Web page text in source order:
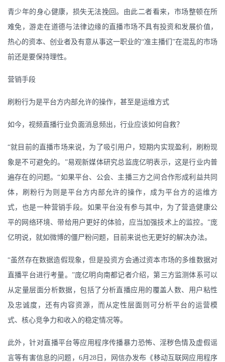
青少年的身心健康，损失无法挽回。由此二者看来，市场整顿在所
难免，游走在道德与法律边缘的直播市场不具有投资和发展价值，
热心的资本、创业者及有意从事这一职业的“准主播们”在混乱的市场
前还是要保持理性。
营销手段
刷粉行为是平台方内部允许的操作，甚至是运维方式
如今，视频直播行业负面消息频出，行业应该如何自救？
“就目前的直播市场来说，为了吸引用户，短期内实现盈利，刷粉现
象是不可避免的。”易观新媒体研究总监庞亿明表示，这是行业内普
遍存在的问题。“如果平台、公会、主播三方之间合作形成利益共同
体，刷粉行为则是平台方内部允许的操作，成为平台方的运维方
式，也是一种营销手段。如果平台没有参与其中，为了营造健康公
平的网络环境、带给用户更好的体验，应当加强技术上的监控。”庞
亿明说，就如微博的僵尸粉问题，目前来说也无更好的解决办法。
“虽然存在数据造假现象，但是投资方会通过资本市场的多维数据对
直播平台进行考量。”庞亿明向南都记者介绍，第三方监测体系可以
从定量层面分析数据，包括了分析直播应用的覆盖人数、用户粘性
及忠诚度，还有内容资源，而从定性层面则可分析平台的运营模
式、核心竞争力和收入的稳定情况等。
此外，针对直播平台等应用程序传播暴力恐怖、淫秽色情及虚假谣
言等有害信息的问题，6月28日，网信办发布《移动互联网应用程序